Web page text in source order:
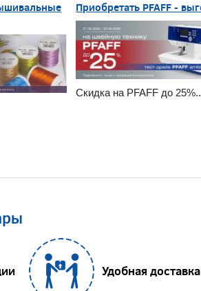
Приобретать PFAFF -
Скидка на PFAFF до
Удобная